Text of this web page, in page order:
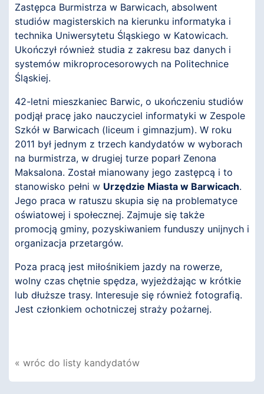
Zastępca Burmistrza w Barwicach, absolwent
studiów magisterskich na kierunku informatyka i
technika Uniwersytetu Śląskiego w Katowicach.
Ukończył również studia z zakresu baz danych i
systemów mikroprocesorowych na Politechnice
Śląskiej.
42-letni mieszkaniec Barwic, o ukończeniu studiów
podjął pracę jako nauczyciel informatyki w Zespole
Szkół w Barwicach (liceum i gimnazjum). W roku
2011 był jednym z trzech kandydatów w wyborach
na burmistrza, w drugiej turze poparł Zenona
Maksalona. Został mianowany jego zastępcą i to
stanowisko pełni w Urzędzie Miasta w Barwicach.
Jego praca w ratuszu skupia się na problematyce
oświatowej i społecznej. Zajmuje się także
promocją gminy, pozyskiwaniem funduszy unijnych i
organizacja przetargów.
Poza pracą jest miłośnikiem jazdy na rowerze,
wolny czas chętnie spędza, wyjeżdżając w krótkie
lub dłuższe trasy. Interesuje się również fotografią.
Jest członkiem ochotniczej straży pożarnej.
« wróc do listy kandydatów